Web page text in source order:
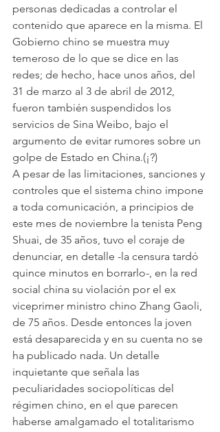
personas dedicadas a controlar el
contenido que aparece en la misma. El
Gobierno chino se muestra muy
temeroso de lo que se dice en las
redes; de hecho, hace unos años, del
31 de marzo al 3 de abril de 2012,
fueron también suspendidos los
servicios de Sina Weibo, bajo el
argumento de evitar rumores sobre un
golpe de Estado en China.(¡?)
A pesar de las limitaciones, sanciones y
controles que el sistema chino impone
a toda comunicación, a principios de
este mes de noviembre la tenista Peng
Shuai, de 35 años, tuvo el coraje de
denunciar, en detalle -la censura tardó
quince minutos en borrarlo-, en la red
social china su violación por el ex
viceprimer ministro chino Zhang Gaoli,
de 75 años. Desde entonces la joven
está desaparecida y en su cuenta no se
ha publicado nada. Un detalle
inquietante que señala las
peculiaridades sociopolíticas del
régimen chino, en el que parecen
haberse amalgamado el totalitarismo